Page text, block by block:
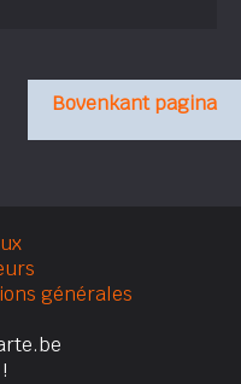
Bovenkant pagina
générales